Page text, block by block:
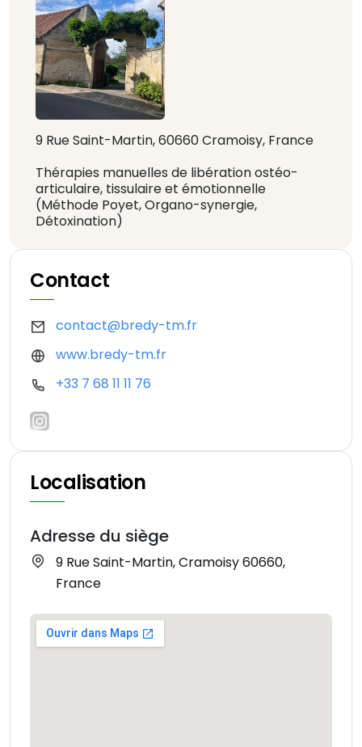
9 Rue Saint-Martin, 60660 Cramoisy, France
Thérapies manuelles de libération ostéo-
articulaire, tissulaire et émotionnelle
(Méthode Poyet, Organo-synergie,
Détoxination)
Contact
contact@bredy-tm.fr
www.bredy-tm.fr
+33 7 68 11 11 76
Localisation
Adresse du siège
9 Rue Saint-Martin, Cramoisy 60660,
France